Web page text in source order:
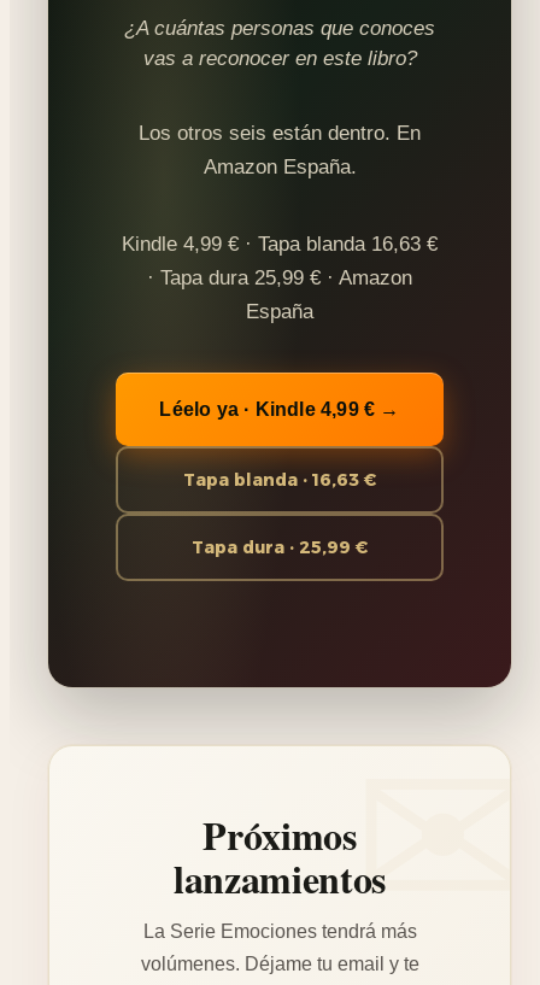
¿A cuántas personas que conoces
vas a reconocer en este libro?
Los otros seis están dentro. En
Amazon España.
Kindle 4,99 € · Tapa blanda 16,63 €
· Tapa dura 25,99 € · Amazon
España
Léelo ya · Kindle 4,99 € →
Tapa blanda · 16,63 €
Tapa dura · 25,99 €
Próximos
lanzamientos
La Serie Emociones tendrá más
volúmenes. Déjame tu email y te